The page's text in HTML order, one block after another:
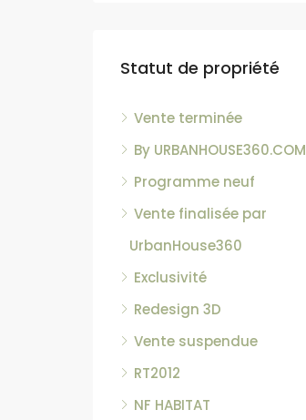
Statut de propriété
Vente terminée
By URBANHOUSE360.COM
Programme neuf
Vente finalisée par
UrbanHouse360
Exclusivité
Redesign 3D
Vente suspendue
RT2012
NF HABITAT